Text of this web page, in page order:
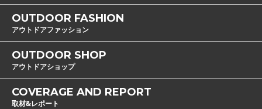
OUTDOOR FASHION
アウトドアファッション
OUTDOOR SHOP
アウトドアショップ
COVERAGE AND REPORT
取材&レポート